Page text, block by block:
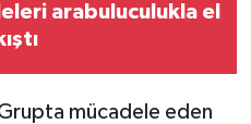
arabuluculukla el
mücadele eden